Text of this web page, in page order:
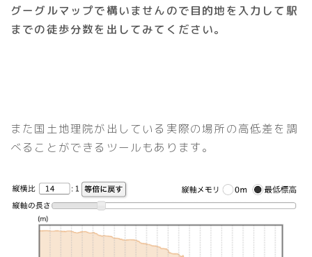
グーグルマップで構いませんので目的地を入力して駅
までの徒歩分数を出してみてください。
また国土地理院が出している実際の場所の高低差を調
べることができるツールもあります。